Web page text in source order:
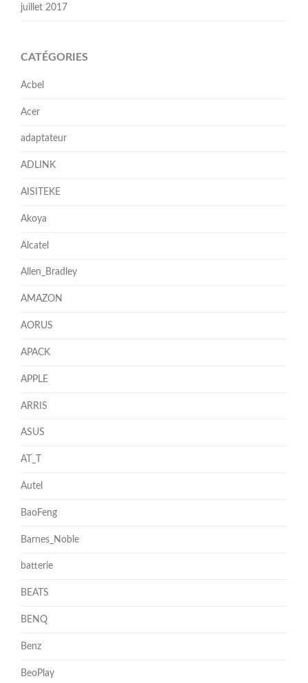
juillet 2017
CATÉGORIES
Acbel
Acer
adaptateur
ADLINK
AISITEKE
Akoya
Alcatel
Allen_Bradley
AMAZON
AORUS
APACK
APPLE
ARRIS
ASUS
AT_T
Autel
BaoFeng
Barnes_Noble
batterie
BEATS
BENQ
Benz
BeoPlay